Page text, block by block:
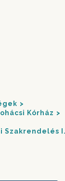
Kórház
Szakrendelés